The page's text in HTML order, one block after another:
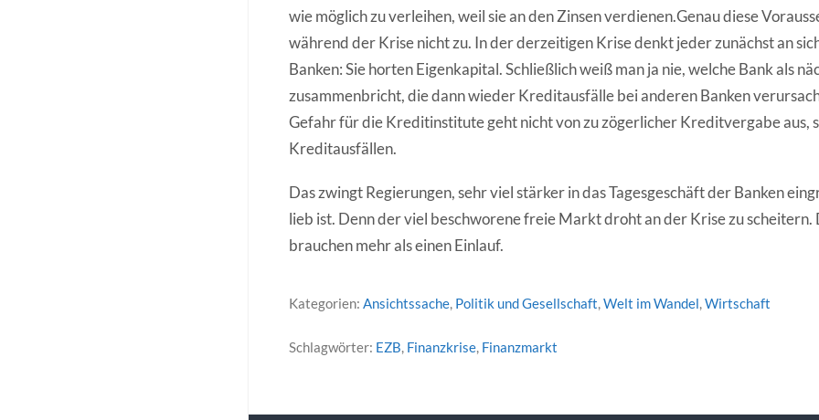
wie möglich zu verleihen, weil sie an den Zinsen verdienen.Genau diese
während der Krise nicht zu. In der derzeitigen Krise denkt jeder zunächst an
Banken: Sie horten Eigenkapital. Schließlich weiß man ja nie, welche Bank als
zusammenbricht, die dann wieder Kreditausfälle bei anderen Banken
Gefahr für die Kreditinstitute geht nicht von zu zögerlicher Kreditvergabe aus,
Kreditausfällen.
Das zwingt Regierungen, sehr viel stärker in das Tagesgeschäft der Banken
lieb ist. Denn der viel beschworene freie Markt droht an der Krise zu
brauchen mehr als einen Einlauf.
Kategorien: Ansichtssache, Politik und Gesellschaft,Welt im Wandel,Wirtschaft
Schlagwörter: EZB, Finanzkrise, Finanzmarkt